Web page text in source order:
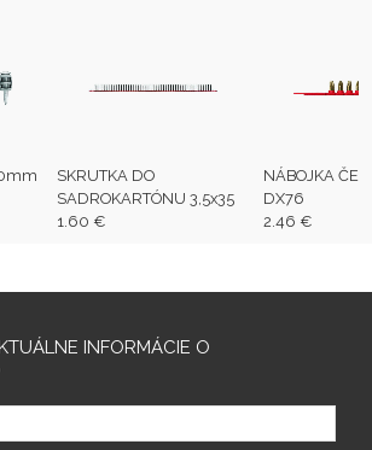
SKRUTKA DO
SADROKARTÓNU 3,5x35
1.60 €
NÁBOJKA
DX76
2.46 €
INFORMÁCIE O